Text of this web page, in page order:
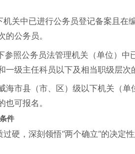
机关中已进行公务员登记备案且在
公务员。
照公务员法管理机关（单位）中
级主任科员以下及相当职级层次
海市县（市、区）级以下机关（
也可报名。
件
硬，深刻领悟“两个确立”的决定性